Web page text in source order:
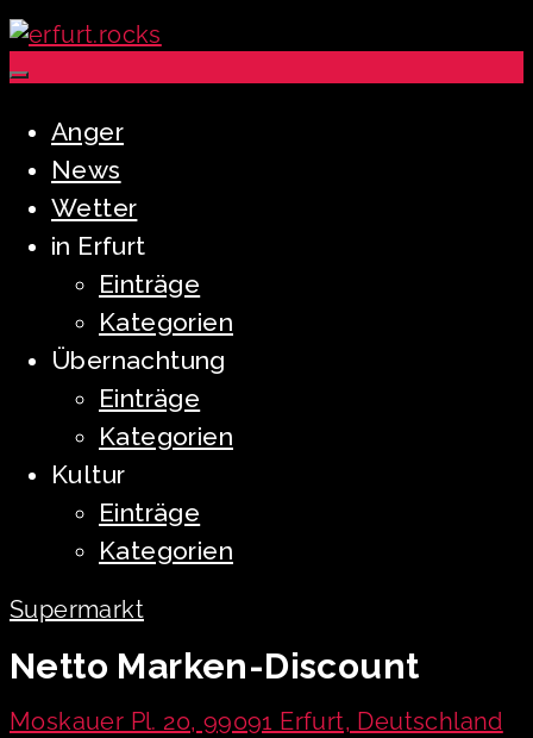
Anger
News
Wetter
in Erfurt
Einträge
Kategorien
Übernachtung
Einträge
Kategorien
Kultur
Einträge
Kategorien
Supermarkt
Netto Marken-Discount
Moskauer Pl. 20, 99091 Erfurt, Deutschland